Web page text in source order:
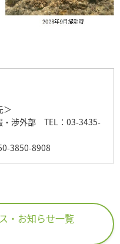
＞
・渉外部 TEL：03-3435-
3850-8908
・お知らせ一覧